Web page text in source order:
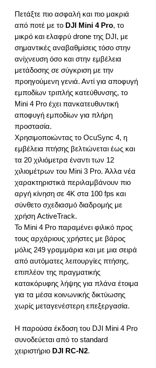
Πετάξτε πιο ασφαλή και πιο μακριά
από ποτέ με το DJI Mini 4 Pro, το
μικρό και ελαφρύ drone της DJI, με
σημαντικές αναβαθμίσεις τόσο στην
ανίχνευση όσο και στην εμβέλεια
μετάδοσης σε σύγκριση με την
προηγούμενη γενιά. Αντί για αποφυγή
εμποδίων τριπλής κατεύθυνσης, το
Mini 4 Pro έχει πανκατευθυντική
αποφυγή εμποδίων για πλήρη
προστασία.
Χρησιμοποιώντας το OcuSync 4, η
εμβέλεια πτήσης βελτιώνεται έως και
τα 20 χιλιόμετρα έναντι των 12
χιλιομέτρων του Mini 3 Pro. Άλλα νέα
χαρακτηριστικά περιλαμβάνουν πιο
αργή κίνηση σε 4K στα 100 fps και
σύνθετο σχεδιασμό διαδρομής με
χρήση ActiveTrack.
Το Mini 4 Pro παραμένει φιλικό προς
τους αρχάριους χρήστες με βάρος
μόλις 249 γραμμάρια και με μια σειρά
από αυτόματες λειτουργίες πτήσης,
επιπλέον της πραγματικής
κατακόρυφης λήψης για πλάνα έτοιμα
για τα μέσα κοινωνικής δικτύωσης
χωρίς μεταγενέστερη επεξεργασία.
Η παρούσα έκδοση του DJI Mini 4 Pro
συνοδεύεται από το standard
χειριστήριο DJI RC-N2.